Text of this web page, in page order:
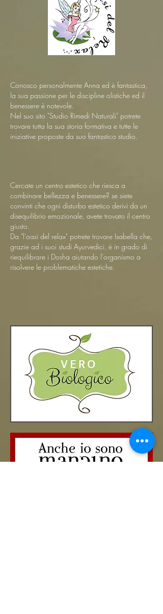
Conosco personalmente Anna ed è fantastica,
la sua passione per le discipline olistiche ed il
benessere è notevole.
Nel suo sito "Studio Rimedi Naturali" potrete
trovare tutta la sua storia formativa e tutte le
iniziative proposte da suo fantastico studio.
Cercate un centro estetico che riesca a
combinare bellezza e benessere? se siete
convinti che ogni disturbo estetico derivi da un
disequilibrio emozionale, avete trovato il centro
giusto.
Da "l'oasi del relax" potrete trovare Isabella che,
grazie ad i suoi studi Ayurvedici, è in grado di
riequilibrare i Dosha aiutando l'organismo a
risolvere le problematiche estetiche.